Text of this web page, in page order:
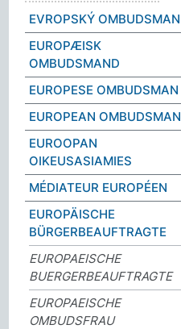
EVROPSKÝ OMBUDSMAN
EUROPÆISK
OMBUDSMAND
EUROPESE OMBUDSMAN
EUROPEAN OMBUDSMAN
EUROOPAN
OIKEUSASIAMIES
MÉDIATEUR EUROPÉEN
EUROPÄISCHE
BÜRGERBEAUFTRAGTE
EUROPAEISCHE
BUERGERBEAUFTRAGTE
EUROPAEISCHE
OMBUDSFRAU